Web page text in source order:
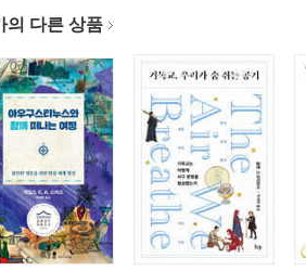
의 다른 상품